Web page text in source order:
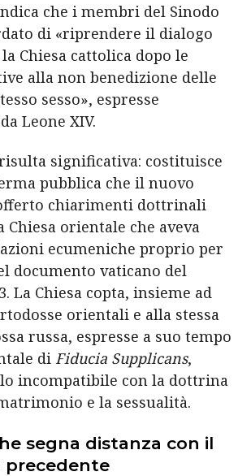
che i membri del Sinodo
di «riprendere il dialogo
Chiesa cattolica dopo le
alla non benedizione delle
sesso», espresse
Leone XIV.
significativa: costituisce
pubblica che il nuovo
chiarimenti dottrinali
Chiesa orientale che aveva
ecumeniche proprio per
documento vaticano del
La Chiesa copta, insieme ad
orientali e alla stessa
russa, espresse a suo tempo
di Fiducia Supplicans,
incompatibile con la dottrina
e la sessualità.
segna distanza con il